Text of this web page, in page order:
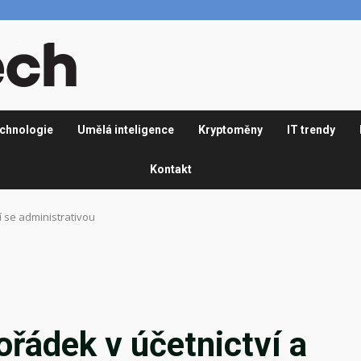
Umělá inteligence Kryptoměny IT trendy
Kontakt
se administrativou
v účetnictví a